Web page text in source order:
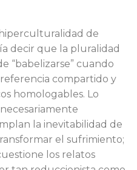
de
decir que la pluralidad
“babelizarse” cuando
compartido y
homologables. Lo
la inevitabilidad de
el sufrimiento;
los relatos